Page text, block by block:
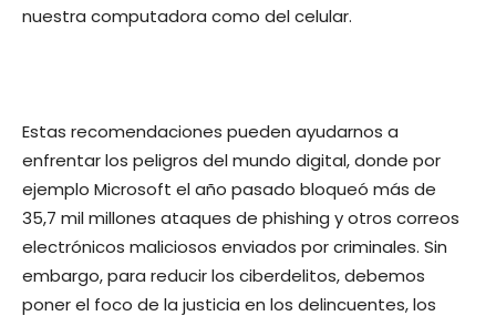
nuestra computadora como del celular.
Estas recomendaciones pueden ayudarnos a
enfrentar los peligros del mundo digital, donde por
ejemplo Microsoft el año pasado bloqueó más de
35,7 mil millones ataques de phishing y otros correos
electrónicos maliciosos enviados por criminales. Sin
embargo, para reducir los ciberdelitos, debemos
poner el foco de la justicia en los delincuentes, los